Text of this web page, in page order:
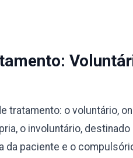
tratamento: o voluntário,
o involuntário,
da paciente e o